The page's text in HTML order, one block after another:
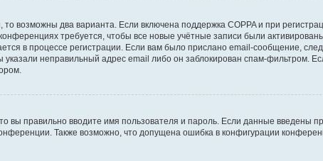
возможны два варианта. Если включена поддержка COPPA и при
требуется, чтобы все новые учётные записи были
в процессе регистрации. Если вам было прислано email-сообщение,
неправильный адрес email либо он заблокирован спам-фильтром.
вы правильно вводите имя пользователя и пароль. Если данные введены
Также возможно, что допущена ошибка в конфигурации